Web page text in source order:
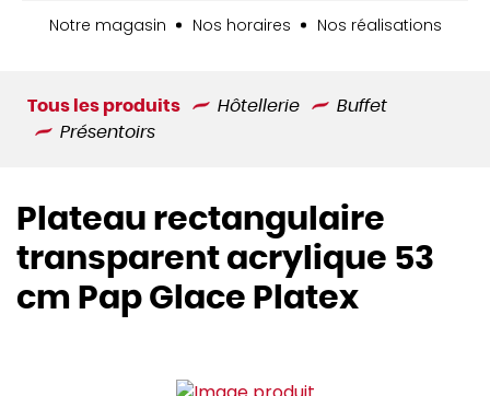
Notre magasin Nos horaires Nos réalisations
Tous les produits Hôtellerie
Buffet
Présentoirs
Plateau rectangulaire
transparent acrylique 53
cm Pap Glace Platex